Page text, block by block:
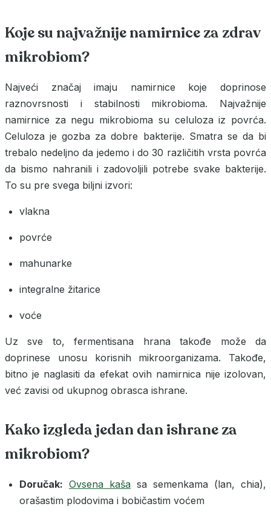
Koje su najvažnije namirnice za zdrav
mikrobiom?
Najveći značaj imaju namirnice koje doprinose
raznovrsnosti i stabilnosti mikrobioma. Najvažnije
namirnice za negu mikrobioma su celuloza iz povrća.
Celuloza je gozba za dobre bakterije. Smatra se da bi
trebalo nedeljno da jedemo i do 30 različitih vrsta povrća
da bismo nahranili i zadovoljili potrebe svake bakterije.
To su pre svega biljni izvori:
vlakna
povrće
mahunarke
integralne žitarice
voće
Uz sve to, fermentisana hrana takođe može da
doprinese unosu korisnih mikroorganizama. Takođe,
bitno je naglasiti da efekat ovih namirnica nije izolovan,
već zavisi od ukupnog obrasca ishrane.
Kako izgleda jedan dan ishrane za
mikrobiom?
Doručak: Ovsena kaša sa semenkama (lan, chia),
orašastim plodovima i bobičastim voćem